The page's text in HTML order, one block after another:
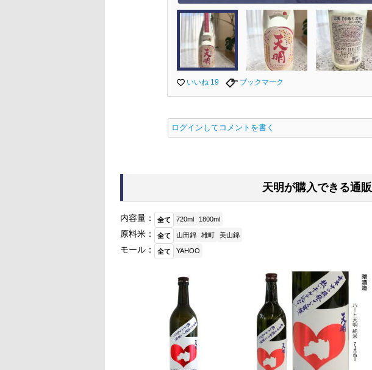
いいね 19 ブックマーク
ログインしてコメントを書く
天明が購入できる通販
内容量： 全て 720ml 1800ml
原料米： 全て 山田錦 雄町 美山錦
モール： 全て YAHOO